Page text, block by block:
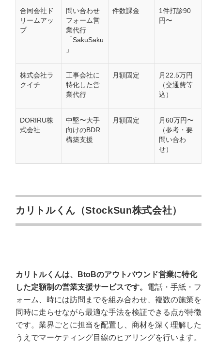
合同会社ド
リームアッ
プ
問い合わせ
フォーム営
業代行
「SakuSaku
」
件数課金
1件打診90
円〜
株式会社ラ
クイチ
工事会社に
特化した営
業代行
月額固定
月22.5万円
（交通費等
込）
DORIRU株
式会社
中堅〜大手
向けのBDR
構築支援
月額固定
月60万円〜
（参考・要
問い合わ
せ）
カリトルくん（StockSun株式会社）
カリトルくんは、BtoBのアウトバウンド営業に特化
した定額制の営業支援サービスです。 電話・手紙・フ
ォーム、時には訪問までを組み合わせ、複数の施策を
同時に走らせながら最適な手法を検証できる点が特徴
です。業界ごとに担当を配置し、商材を深く理解した
うえでマーケティング目線のヒアリングを行います。